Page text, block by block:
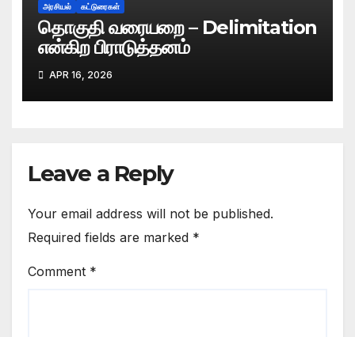
அரசியல் கட்டுரைகள்
தொகுதி வரையறை – Delimitation
என்கிற பிராடுத்தனம்
APR 16, 2026
Leave a Reply
Your email address will not be published.
Required fields are marked *
Comment *